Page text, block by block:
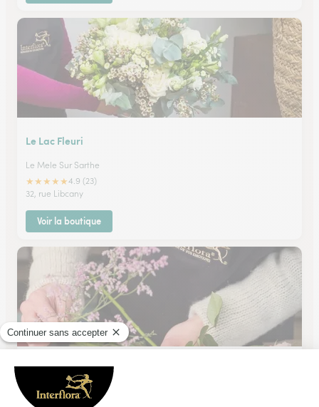
Le Lac Fleuri
Le Mele Sur Sarthe
★★★★★4.9 (23)
32, rue Libcany
Voir la boutique
Au Petit Jardinier
Alencon